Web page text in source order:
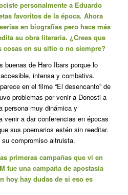
personalmente a Eduardo
favoritos de la época. Ahora
en biografías pero hace más
su obra literaria. ¿Crees que
en su sitio o no siempre?
de Haro Ibars porque lo
intensa y combativa.
en el filme “El desencanto” de
problemas por venir a Donosti a
persona muy dinámica y
venir a dar conferencias en épocas
sus poemarios estén sin reeditar.
compromiso altruista.
primeras campañas que vi en
fue una campaña de apostasía
hoy hay dudas de si eso es